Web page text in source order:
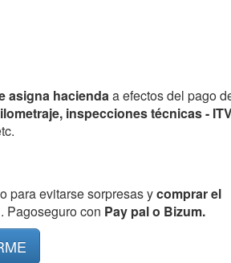
asigna haciendaa efectos del pago
inspecciones técnicas -
para evitarse sorpresas ycomprar el
Pagoseguro con Pay pal o Bizum.